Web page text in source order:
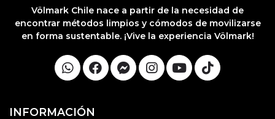
Völmark Chile nace a partir de la necesidad de
encontrar métodos limpios y cómodos de movilizarse
en forma sustentable. ¡Vive la experiencia Völmark!
INFORMACIÓN